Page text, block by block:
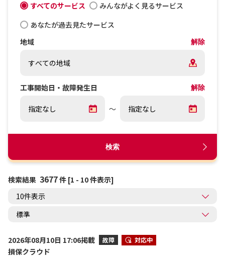
すべてのサービス
みんながよく見るサービス
あなたが過去見たサービス
地域
解除
工事開始日・故障発生日 解除
～
検索
検索結果 3677件 [1 - 10 件表示]
2026年08月10日 17:06掲載 故障 対応中
損保クラウド